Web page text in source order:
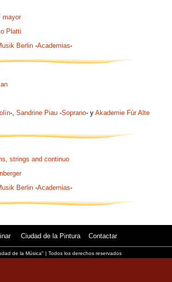
mayor
Platti
Berlin -Academias-
-, Sandrine Piau -Soprano- y Akademie Fúr Alte
strings and continuo
Berlin -Academias-
Ciudad de la Pintura Contactar
de la Música" | Todos los derechos reservados